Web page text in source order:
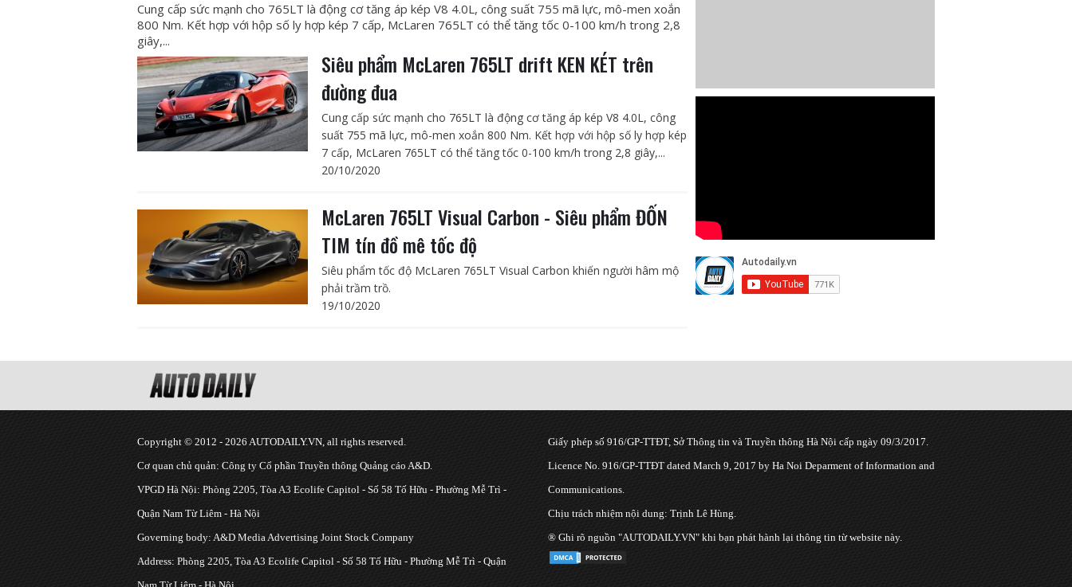
Cung cấp sức mạnh cho 765LT là động cơ tăng áp kép V8 4.0L, công suất 755 mã lực, mô-men xoắn
800 Nm. Kết hợp với hộp số ly hợp kép 7 cấp, McLaren 765LT có thể tăng tốc 0-100 km/h trong 2,8
giây,...
Siêu phẩm McLaren 765LT drift KEN KÉT trên
đường đua
Cung cấp sức mạnh cho 765LT là động cơ tăng áp kép V8 4.0L, công
suất 755 mã lực, mô-men xoắn 800 Nm. Kết hợp với hộp số ly hợp kép
7 cấp, McLaren 765LT có thể tăng tốc 0-100 km/h trong 2,8 giây,...
20/10/2020
McLaren 765LT Visual Carbon - Siêu phẩm ĐỐN
TIM tín đồ mê tốc độ
Siêu phẩm tốc độ McLaren 765LT Visual Carbon khiến người hâm mộ
phải trầm trồ.
19/10/2020
Copyright © 2012 - 2026 AUTODAILY.VN, all rights reserved.
Cơ quan chủ quản: Công ty Cổ phần Truyền thông Quảng cáo A&D.
VPGD Hà Nội: Phòng 2205, Tòa A3 Ecolife Capitol - Số 58 Tố Hữu - Phường Mễ Trì -
Quận Nam Từ Liêm - Hà Nội
Governing body: A&D Media Advertising Joint Stock Company
Address: Phòng 2205, Tòa A3 Ecolife Capitol - Số 58 Tố Hữu - Phường Mễ Trì - Quận
Giấy phép số 916/GP-TTĐT, Sở Thông tin và Truyền thông Hà Nội cấp ngày 09/3/2017.
Licence No. 916/GP-TTĐT dated March 9, 2017 by Ha Noi Deparment of Information and
Communications.
Chịu trách nhiệm nội dung: Trịnh Lê Hùng.
® Ghi rõ nguồn "AUTODAILY.VN" khi bạn phát hành lại thông tin từ website này.